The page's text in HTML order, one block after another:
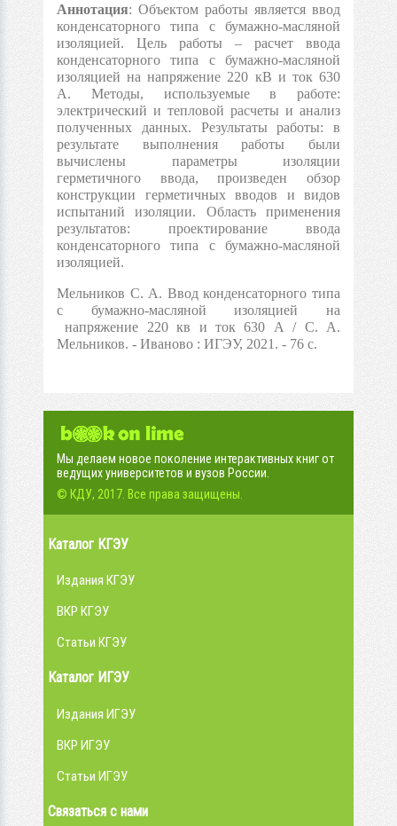
Аннотация: Объектом работы является ввод
конденсаторного типа с бумажно-масляной
изоляцией. Цель работы – расчет ввода
конденсаторного типа с бумажно-масляной
изоляцией на напряжение 220 кВ и ток 630
А. Методы, используемые в работе:
электрический и тепловой расчеты и анализ
полученных данных. Результаты работы: в
результате выполнения работы были
вычислены параметры изоляции
герметичного ввода, произведен обзор
конструкции герметичных вводов и видов
испытаний изоляции. Область применения
результатов: проектирование ввода
конденсаторного типа с бумажно-масляной
изоляцией.
Мельников С. А. Ввод конденсаторного типа
с бумажно-масляной изоляцией на
напряжение 220 кв и ток 630 А / С. А.
Мельников. - Иваново : ИГЭУ, 2021. - 76 с.
Мы делаем новое поколение интерактивных книг от
ведущих университетов и вузов России.
© КДУ, 2017. Все права защищены.
Каталог КГЭУ
Издания КГЭУ
ВКР КГЭУ
Статьи КГЭУ
Каталог ИГЭУ
Издания ИГЭУ
ВКР ИГЭУ
Статьи ИГЭУ
Связаться с нами